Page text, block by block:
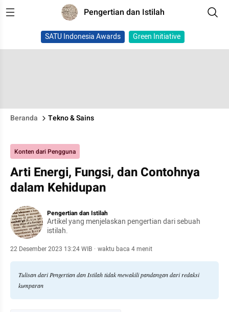
Pengertian dan Istilah
SATU Indonesia Awards Green Initiative
Beranda Tekno & Sains
Konten dari Pengguna
Arti Energi, Fungsi, dan Contohnya
dalam Kehidupan
Pengertian dan Istilah
Artikel yang menjelaskan pengertian dari sebuah
istilah.
22 Desember 2023 13:24 WIB · waktu baca 4 menit
Tulisan dari Pengertian dan Istilah tidak mewakili pandangan dari redaksi
kumparan